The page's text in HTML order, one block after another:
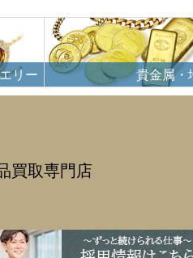
リー 貴金属・
買取専門店